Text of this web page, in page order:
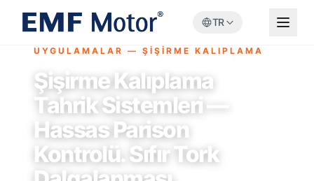
TR
UYGULAMALAR — ŞİŞİRME KALIPLAMA
Şişirme Kalıplama
Tahrik Sistemleri —
Hassas Parison
Kontrolü. Sıfır Tork